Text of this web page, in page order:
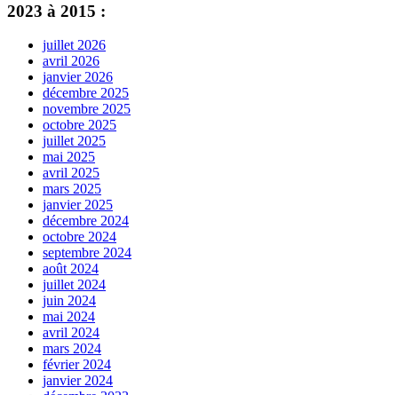
2023 à 2015 :
juillet 2026
avril 2026
janvier 2026
décembre 2025
novembre 2025
octobre 2025
juillet 2025
mai 2025
avril 2025
mars 2025
janvier 2025
décembre 2024
octobre 2024
septembre 2024
août 2024
juillet 2024
juin 2024
mai 2024
avril 2024
mars 2024
février 2024
janvier 2024